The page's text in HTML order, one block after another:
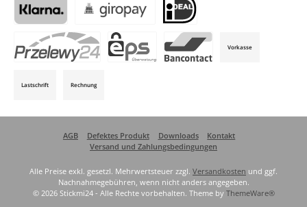
Klarna (via Stripe)Giropay (via Stripe) iDeal (via Stripe)
Vorkasse
Lastschrift Rechnung
AGB Defektes Produkt Downloads
Kontakt
Versand und Zahlungsbedingungen
Alle Preise exkl. gesetzl. Mehrwertsteuer zzgl. Versandkosten und ggf.
Nachnahmegebühren, wenn nicht anders angegeben.
© 2026 Stickmi24 - Alle Rechte vorbehalten. Theme by ThemeWare®